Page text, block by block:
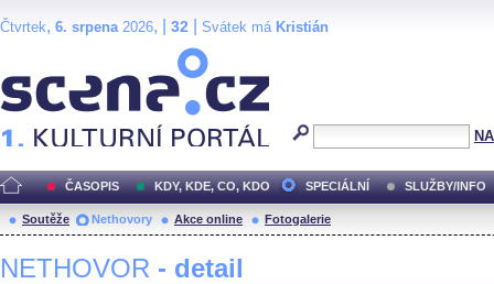
Čtvrtek, 6. srpena2026, | 32 Svátek má Kristián
ČASOPIS KDY, KDE, CO, KDO SPECIÁLNÍ SLUŽBY/INFO
Soutěže Nethovory Akce online Fotogalerie
NETHOVOR - detail